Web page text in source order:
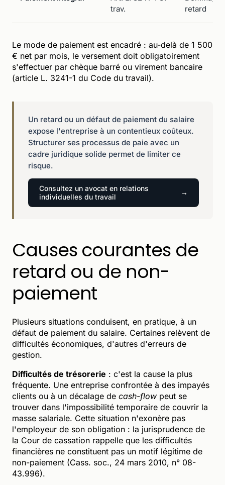
trav.
retard
Le mode de paiement est encadré : au-delà de 1 500
€ net par mois, le versement doit obligatoirement
s'effectuer par chèque barré ou virement bancaire
(article L. 3241-1 du Code du travail).
Un retard ou un défaut de paiement du salaire
expose l'entreprise à un contentieux coûteux.
Structurer ses processus de paie avec un
cadre juridique solide permet de limiter ce
risque.
Consultez un avocat en relations
individuelles du travail
Causes courantes de
retard ou de non-
paiement
Plusieurs situations conduisent, en pratique, à un
défaut de paiement du salaire. Certaines relèvent de
difficultés économiques, d'autres d'erreurs de
gestion.
Difficultés de trésorerie : c'est la cause la plus
fréquente. Une entreprise confrontée à des impayés
clients ou à un décalage de cash-flow peut se
trouver dans l'impossibilité temporaire de couvrir la
masse salariale. Cette situation n'exonère pas
l'employeur de son obligation : la jurisprudence de
la Cour de cassation rappelle que les difficultés
financières ne constituent pas un motif légitime de
non-paiement (Cass. soc., 24 mars 2010, n° 08-
43.996).